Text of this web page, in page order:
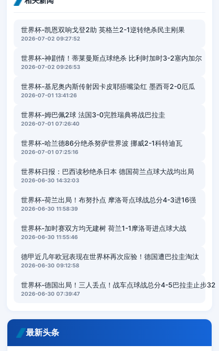
世界杯-凯恩双响戈登2助 英格兰2-1逆转绝杀民主刚果
2026-07-02 09:27:52
世界杯-神剧情！蒂莱曼斯点球绝杀 比利时加时3-2塞内加尔
2026-07-02 09:26:53
世界杯-基尼奥内斯传射因卡皮耶捂嘴染红 墨西哥2-0厄瓜
2026-07-01 13:41:26
世界杯-姆巴佩2球 法国3-0完胜瑞典将战巴拉圭
2026-07-01 07:26:40
世界杯-哈兰德86分绝杀努萨世界波 挪威2-1科特迪瓦
2026-07-01 07:25:16
世界杯日报：巴西读秒绝杀日本 德国荷兰点球大战均出局
2026-06-30 14:32:03
世界杯-荷兰出局！布努扑点 摩洛哥点球战总分4-3进16强
2026-06-30 11:58:39
世界杯-加时赛双方均无建树 荷兰1-1摩洛哥进点球大战
2026-06-30 11:55:46
德甲近几年欧冠表现在世界杯再次应验！德国遭巴拉圭淘汰
2026-06-30 09:12:58
世界杯-德国出局！三人丢点！战车点球战总分4-5巴拉圭止步32
2026-06-30 07:39:47
最新头条